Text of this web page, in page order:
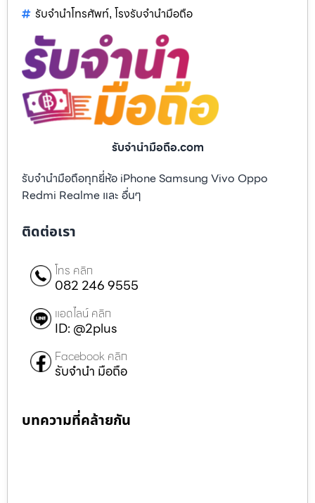
รับจำนำโทรศัพท์, โรงรับจำนำมือถือ
รับจํานํามือถือ.com
รับจำนำมือถือทุกยี่ห้อ iPhone Samsung Vivo Oppo
Redmi Realme และ อื่นๆ
ติดต่อเรา
โทร คลิก
082 246 9555
แอดไลน์ คลิก
ID: @2plus
Facebook คลิก
รับจำนำ มือถือ
บทความที่คล้ายกัน